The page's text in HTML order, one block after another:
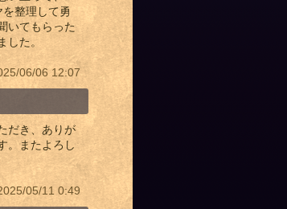
整理して勇
いてもらった
た。
06/06 12:07
だき、ありが
。またよろし
05/11 0:49